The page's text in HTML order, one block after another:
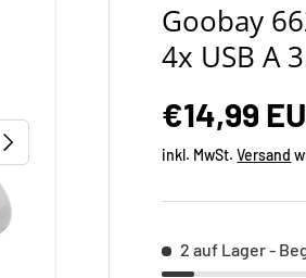
NÄCHSTE
Goobay
4x USB A
€14,99
inkl. MwSt.Versand
2 auf Lager-